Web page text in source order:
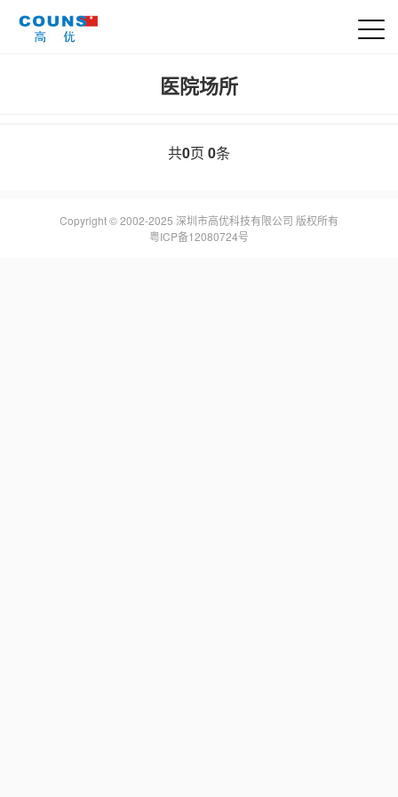
医院场所
共0页 0条
Copyright © 2002-2025 深圳市高优科技有限公司 版权所有
粤ICP备12080724号